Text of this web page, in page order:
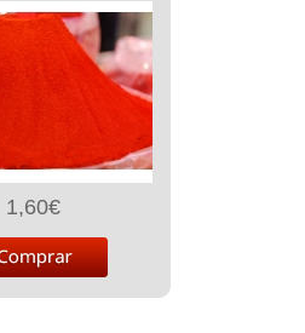
1,60€